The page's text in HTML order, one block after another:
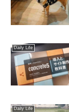
Daily Life
Daily Life